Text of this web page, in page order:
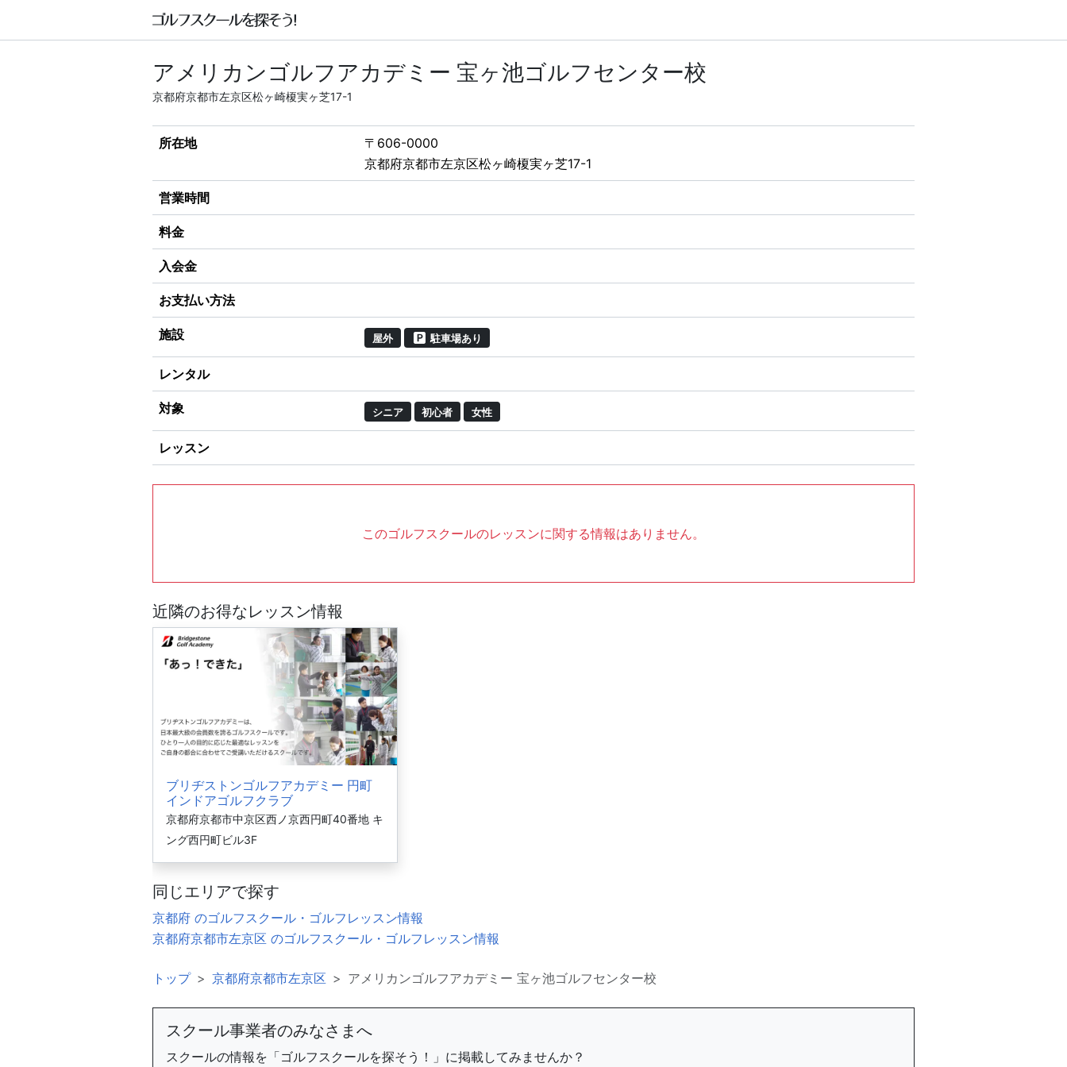
アメリカンゴルフアカデミー 宝ヶ池ゴルフセンター校
京都府京都市左京区松ヶ崎榎実ヶ芝17-1
所在地
〒606-0000
京都府京都市左京区松ヶ崎榎実ヶ芝17-1
営業時間
料金
入会金
お支払い方法
施設 屋外 駐車場あり
レンタル
対象 シニア 初心者 女性
レッスン
このゴルフスクールのレッスンに関する情報はありません。
近隣のお得なレッスン情報
ブリヂストンゴルフアカデミー 円町
インドアゴルフクラブ
京都府京都市中京区西ノ京西円町40番地 キ
ング西円町ビル3F
同じエリアで探す
京都府 のゴルフスクール・ゴルフレッスン情報
京都府京都市左京区 のゴルフスクール・ゴルフレッスン情報
トップ 京都府京都市左京区 アメリカンゴルフアカデミー 宝ヶ池ゴルフセンター校
スクール事業者のみなさまへ
スクールの情報を「ゴルフスクールを探そう！」に掲載してみませんか？